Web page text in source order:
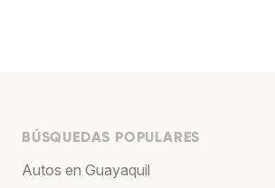
BÚSQUEDAS POPULARES
Autos en Guayaquil